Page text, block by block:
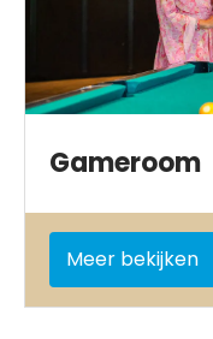
Gameroom
Meer bekijken